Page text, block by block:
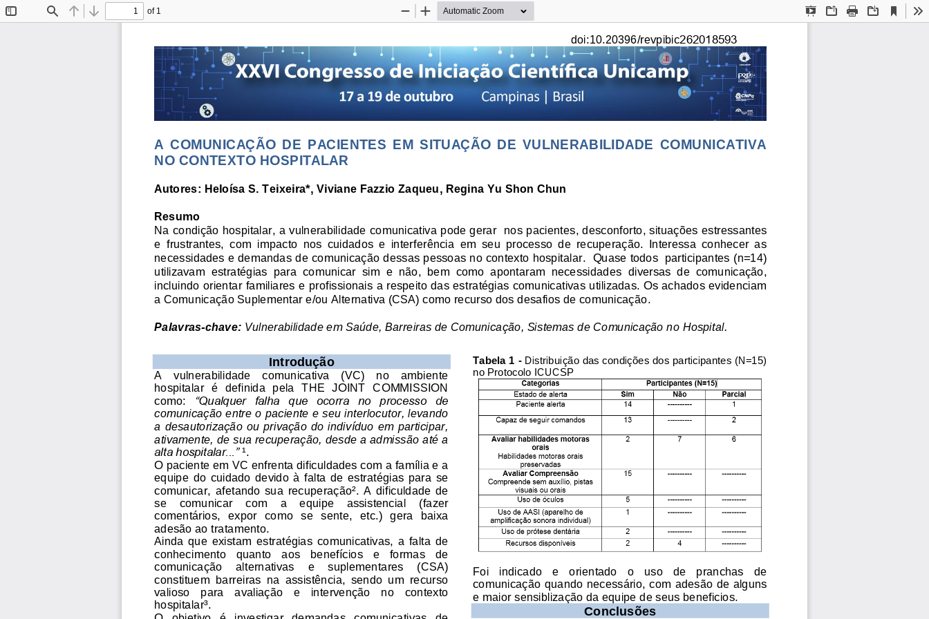
Find Previous
Next
of 1
Presentation
OpenPrint Download
Current
View
Zoom
Zoom
doi:10.20396/revpibic262018593
A  COMUNICAÇÃO  DE  PACIENTES  EM  SITUAÇÃO  DE  VULNERABILIDADE  COMUNICATIVA
NO CONTEXTO HOSPITALAR
Autores: Heloísa S. Teixeira*, Viviane Fazzio Zaqueu, Regina Yu Shon Chun
Resumo
Na condição hospitalar, a vulnerabilidade comunicativa pode gerar  nos pacientes, desconforto, situações estressantes
e  frustrantes,  com  impacto  nos  cuidados  e  interferência  em  seu  processo  de  recuperação.  Interessa  conhecer  as
necessidades e demandas de comunicação dessas pessoas no contexto hospitalar.  Quase todos  participantes (n=14)
utilizavam  estratégias  para  comunicar  sim  e  não,  bem  como  apontaram  necessidades  diversas  de  comunicação
incluindo orientar familiares e profissionais a respeito das estratégias comunicativas utilizadas. Os achados evidenciam
a Comunicação Suplementar e/ou Alternativa (CSA) como recurso dos desafios de comunicação
Palavras-chave: Vulnerabilidade em Saúde, Barreiras de Comunicação, Sistemas de Comunicação no Hospital.
Introdução
A vulnerabilidade    comunicativa    (VC)    no    ambiente
hospitalar  é  definida  pela  THE  JOINT  COMMISSION
como:
“Qualquer   falha   que   ocorra   no   processo   de
comunicação entre o paciente e seu interlocutor, levando
a  desautorização ou privação do indivíduo em participar,
ativamente, de sua recuperação, desde a admissão até a
alta hospitalar...” ¹.
O paciente em VC enfrenta dificuldades com a família e a
equipe  do  cuidado  devido  à  falta  de  estratégias  para  se
comunicar,  afetando  sua  recuperação².  A  dificuldade de
se
comunicar com    a    equipe    assistencial    (fazer
comentários,
expor  como  se  sente ,  etc. )  gera
baixa
adesão ao tratamento.
Ainda  que  existam  estratégias  comunicativas,  a  falta  de
conhecimento
quanto   aos   benefícios   e   formas   de
comunicação    alternativas    e    suplementares    (CSA)
constituem  barreiras  na  assistência ,  sendo um  recurso
valioso   para   avaliação   e   intervenção   no   contexto
hospitalar³.
O   objetivo   é   investigar   demandas   comunicativas   de
Tabela 1 - Distribuição das condições dos participantes (N=15)
no Protocolo ICUCSP
Foi   indicado   e   orientado   o   uso   de   pranchas   de
comunicação quando necessário, com adesão de alguns
e maior sensiblização da equipe de seus beneficios.
Conclusões